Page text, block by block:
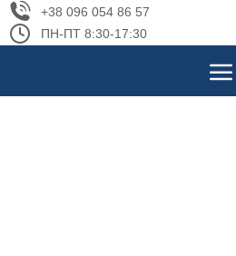
+38 096 054 86 57
ПН-ПТ 8:30-17:30